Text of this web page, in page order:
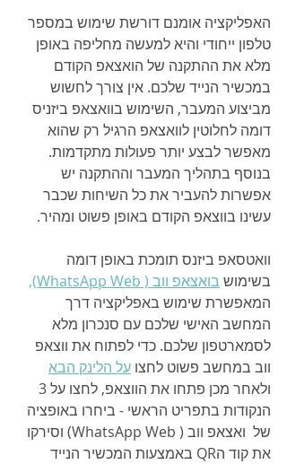
האפליקציה אומנם דורשת שימוש במספר
טלפון ייחודי והיא למעשה מחליפה באופן
מלא את ההתקנה של הואצאפ הקודם
במכשיר הנייד שלכם. אין צורך לחשוש
מביצוע המעבר, השימוש בוואצאפ ביזניס
דומה לחלוטין לוואצאפ הרגיל רק שהוא
מאפשר לבצע יותר פעולות מתקדמות.
בנוסף בתהליך המעבר וההתקנה יש
אפשרות להעביר את כל השיחות שכבר
עשינו בווצאפ הקודם באופן פשוט ומהיר.
וואטסאפ ביזנס תומכת באופן דומה
בשימוש בואצאפ ווב ( WhatsApp Web),
המאפשרת שימוש באפליקציה דרך
המחשב האישי שלכם עם סנכרון מלא
לסמארטפון שלכם. כדי לפתוח את ווצאפ
ווב במחשב פשוט לחצו על הלינק הבא
הנקודות בתפריט הראשי - ביחרו באופציה
של  ואצאפ ווב ( WhatsApp Web) וסירקו
את קוד הQR באמצעות המכשיר הנייד